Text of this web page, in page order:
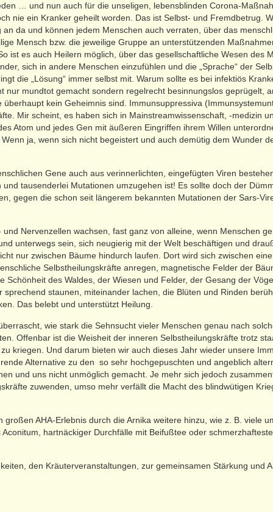
… und nun auch für die unseligen, lebensblinden Corona-
nie ein Kranker geheilt worden. Das ist Selbst- und Fremdbetrug.
da und können jedem Menschen auch verraten, über das
Mensch bzw. die jeweilige Gruppe an unterstützenden
ist es auch Heilern möglich, über das gesellschaftliche Wesen des
sich in andere Menschen einzufühlen und die „Sprache“ der
die „Lösung“ immer selbst mit. Warum sollte es bei infektiös
nur mundtot gemacht sondern regelrecht besinnungslos geprügelt,
kein Geheimnis sind. Immunsuppressiva
Mir scheint, es haben sich in Mainstreamwissenschaft, -medizin
Atom und jedes Gen mit äußeren Eingriffen ihrem Willen
ja, wenn sich nicht begeistert und auch demütig dem Wunder
Gene auch aus verinnerlichten, eingefügten Viren
tausenderlei Mutationen umzugehen ist! Es sollte doch der
gegen die schon seit längerem bekannten Mutationen der Sars-
Nervenzellen wachsen, fast ganz von alleine, wenn Menschen
unterwegs sein, sich neugierig mit der Welt beschäftigen und
nur zwischen Bäume hindurch laufen. Dort wird sich zwischen
Selbstheilungskräfte anregen, magnetische Felder der
Schönheit des Waldes, der Wiesen und Felder, der Gesang der
staunen, miteinander lachen, die Blüten und Rinden
Das belebt und unterstützt Heilung.
wie stark die Sehnsucht vieler Menschen genau nach
Offenbar ist die Weisheit der inneren Selbstheilungskräfte trotz
kriegen. Und darum bieten wir auch dieses Jahr wieder unsere
Alternative zu den so sehr hochgepuschten und angeblich
und uns nicht unmöglich gemacht. Je mehr sich jedoch
zuwenden, umso mehr verfällt die Macht des blindwütigen
AHA-Erlebnis durch die Arnika weitere hinzu, wie z. B. viele
hartnäckiger Durchfälle mit Beifußtee oder
den Kräuterveranstaltungen, zur gemeinsamen Stärkung und